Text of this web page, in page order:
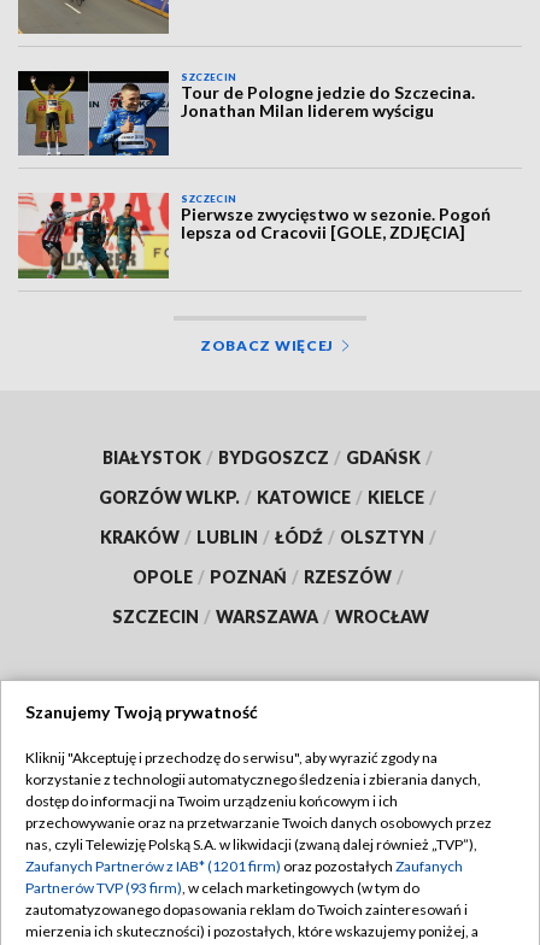
SZCZECIN
Tour de Pologne jedzie do Szczecina.
Jonathan Milan liderem wyścigu
SZCZECIN
Pierwsze zwycięstwo w sezonie. Pogoń
lepsza od Cracovii [GOLE, ZDJĘCIA]
ZOBACZ WIĘCEJ
BIAŁYSTOK / BYDGOSZCZ / GDAŃSK /
GORZÓW WLKP. / KATOWICE / KIELCE /
KRAKÓW / LUBLIN / ŁÓDŹ / OLSZTYN /
OPOLE / POZNAŃ / RZESZÓW /
SZCZECIN / WARSZAWA / WROCŁAW
TVP
Abonament TVP
Emisja w TVP
Centrum informacji TVP
Naziemna Telewizja Cyfrowa
Regulamin TVP
Polityka prywatności
Moje zgody
Szanujemy Twoją prywatność
Kliknij "Akceptuję i przechodzę do serwisu", aby wyrazić zgody na
korzystanie z technologii automatycznego śledzenia i zbierania danych,
dostęp do informacji na Twoim urządzeniu końcowym i ich
przechowywanie oraz na przetwarzanie Twoich danych osobowych przez
nas, czyli Telewizję Polską S.A. w likwidacji (zwaną dalej również „TVP”),
Zaufanych Partnerów z IAB* (1201 firm) oraz pozostałych Zaufanych
Partnerów TVP (93 firm), w celach marketingowych (w tym do
zautomatyzowanego dopasowania reklam do Twoich zainteresowań i
mierzenia ich skuteczności) i pozostałych, które wskazujemy poniżej, a